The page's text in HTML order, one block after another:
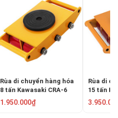
Rùa di chuyển hàng hóa
8 tấn Kawasaki CRA-6
1.950.000₫
Rùa di
15 tấn